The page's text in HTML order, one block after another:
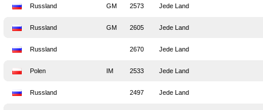
Russland GM 2573 Jede Land
Russland GM 2605 Jede Land
Russland 2670 Jede Land
Polen IM 2533 Jede Land
Russland 2497 Jede Land